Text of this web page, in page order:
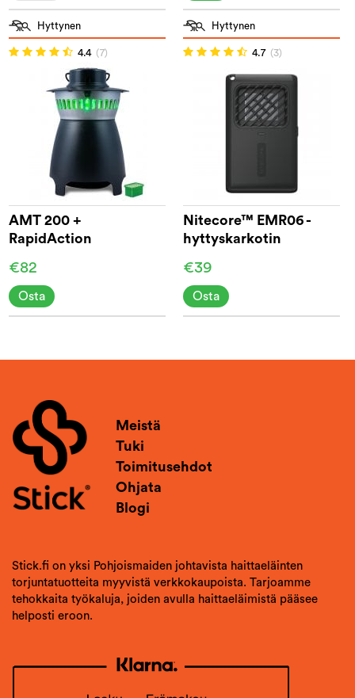
Hyttynen
4.4 (7)
AMT 200 +
RapidAction
€82
Osta
Hyttynen
4.7 (3)
Nitecore™ EMR06 -
hyttyskarkotin
€39
Osta
Meistä
Tuki
Toimitusehdot
Ohjata
Blogi
Stick.fi on yksi Pohjoismaiden johtavista haittaeläinten
torjuntatuotteita myyvistä verkkokaupoista. Tarjoamme
tehokkaita työkaluja, joiden avulla haittaeläimistä pääsee
helposti eroon.